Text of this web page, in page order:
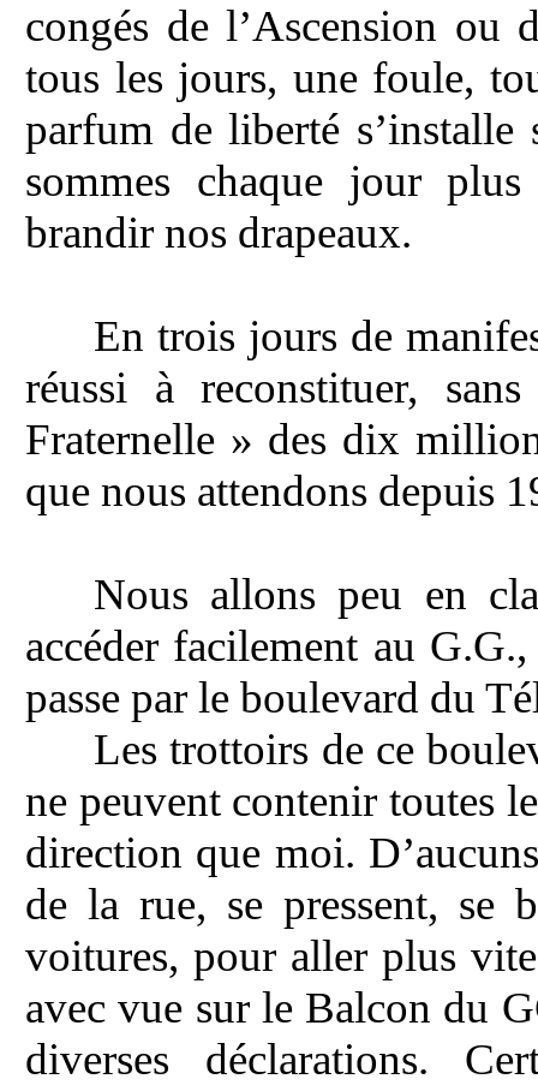
congés de l’Ascension ou
tous les jours, une foule,
parfum de liberté
sommes chaque jour
brandir nos drapeaux.
En trois jours de
réussi à reconstituer,
Fraternelle » des dix
que nous attendons depuis
Nous allons peu en
accéder facilement au
passe par le boulevard du
Les trottoirs de ce
ne peuvent contenir toutes
direction que moi.
de la rue, se pressent, se
voitures, pour aller plus
avec vue sur le Balcon du
diverses déclarations.